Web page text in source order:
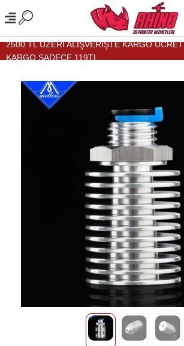
2500 TL ÜZERİ ALIŞVERİŞTE KARGO
KARGO SADECE 119TL...